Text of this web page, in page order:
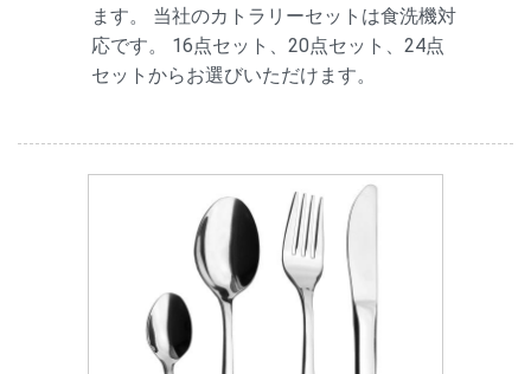
ます。 当社のカトラリーセットは食洗機対
応です。 16点セット、20点セット、24点
セットからお選びいただけます。